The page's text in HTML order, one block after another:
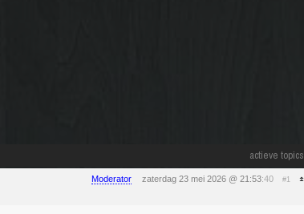
actieve topics
Moderator zaterdag 23 mei 2026 @ 21:53:40 #1